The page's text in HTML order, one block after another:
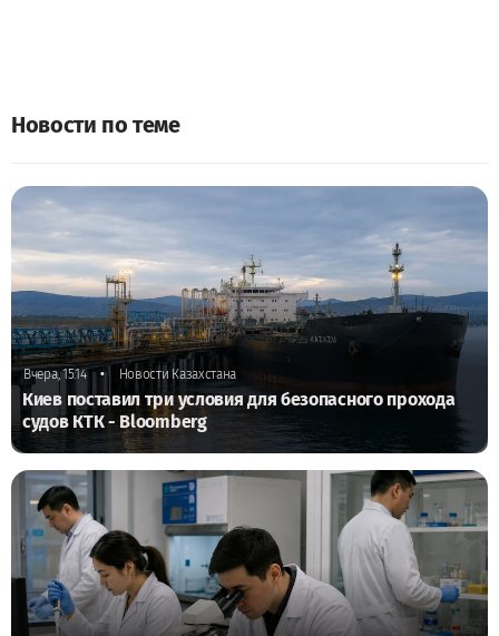
Новости по теме
Вчера, 15:14 • Новости Казахстана
Киев поставил три условия для безопасного прохода
судов КТК - Bloomberg